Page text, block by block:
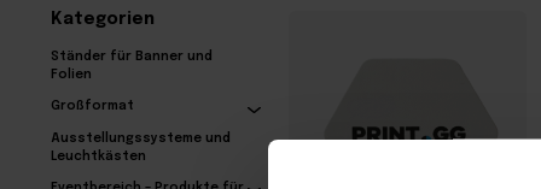
Kategorien
Ständer für Banner und
Folien
Großformat
Ausstellungssysteme und
Leuchtkästen